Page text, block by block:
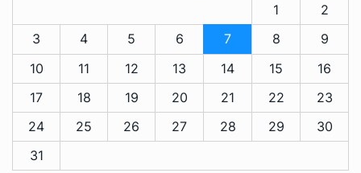
1
2
3
4 5 6 7 8
9
10
11 12 13 14 15
16
17
18 19 20 21 22
23
24
25 26 27 28 29
30
31